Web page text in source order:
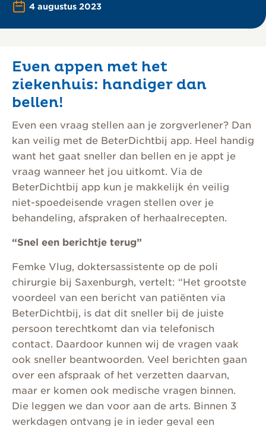
4 augustus 2023
Printen
Even appen met het
ziekenhuis: handiger dan
bellen!
Even een vraag stellen aan je zorgverlener? Dan
kan veilig met de BeterDichtbij app. Heel handig
want het gaat sneller dan bellen en je appt je
vraag wanneer het jou uitkomt. Via de
BeterDichtbij app kun je makkelijk én veilig
niet-spoedeisende vragen stellen over je
behandeling, afspraken of herhaalrecepten.
“Snel een berichtje terug”
Femke Vlug, doktersassistente op de poli
chirurgie bij Saxenburgh, vertelt: “Het grootste
voordeel van een bericht van patiënten via
BeterDichtbij, is dat dit sneller bij de juiste
persoon terechtkomt dan via telefonisch
contact. Daardoor kunnen wij de vragen vaak
ook sneller beantwoorden. Veel berichten gaan
over een afspraak of het verzetten daarvan,
maar er komen ook medische vragen binnen.
Die leggen we dan voor aan de arts. Binnen 3
werkdagen ontvang je in ieder geval een